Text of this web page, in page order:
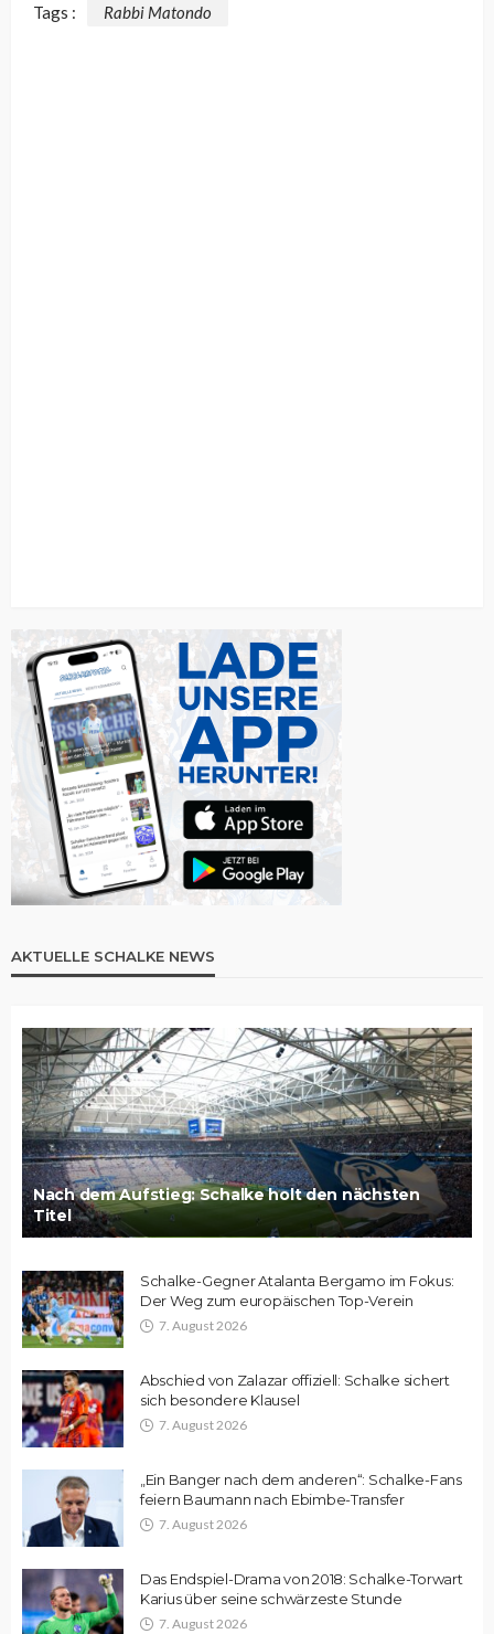
Tags : Rabbi Matondo
AKTUELLE SCHALKE NEWS
Nach dem Aufstieg: Schalke holt den nächsten
Titel
Schalke-Gegner Atalanta Bergamo im Fokus:
Der Weg zum europäischen Top-Verein
7. August 2026
Abschied von Zalazar offiziell: Schalke sichert
sich besondere Klausel
7. August 2026
„Ein Banger nach dem anderen“: Schalke-Fans
feiern Baumann nach Ebimbe-Transfer
7. August 2026
Das Endspiel-Drama von 2018: Schalke-Torwart
Karius über seine schwärzeste Stunde
7. August 2026